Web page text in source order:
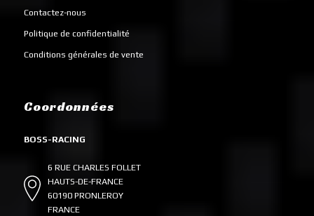
Contactez-nous
Politique de confidentialité
Conditions générales de vente
Coordonnées
BOSS-RACING
6 RUE CHARLES FOLLET
HAUTS-DE-FRANCE
60190 PRONLEROY
FRANCE